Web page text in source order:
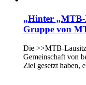
„Hinter „MTB-
Gruppe von
Die >>MTB-
Gemeinschaft von
Ziel gesetzt haben,